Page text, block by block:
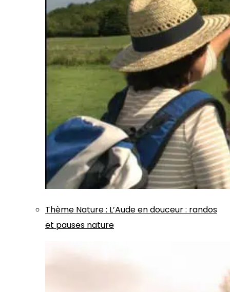
Thème Nature: L’Aude en douceur : randos
et pauses nature